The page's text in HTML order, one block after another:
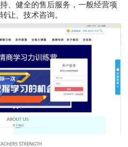
、健全的售后服务，一般经营项
让、技术咨询。